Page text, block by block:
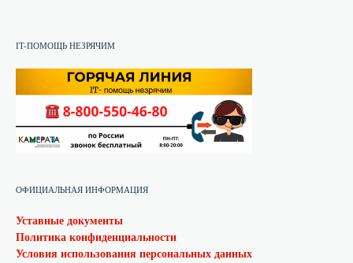
IT-ПОМОЩЬ НЕЗРЯЧИМ
ОФИЦИАЛЬНАЯ ИНФОРМАЦИЯ
Уставные документы
Политика конфиденциальности
Условия использования персональных данных